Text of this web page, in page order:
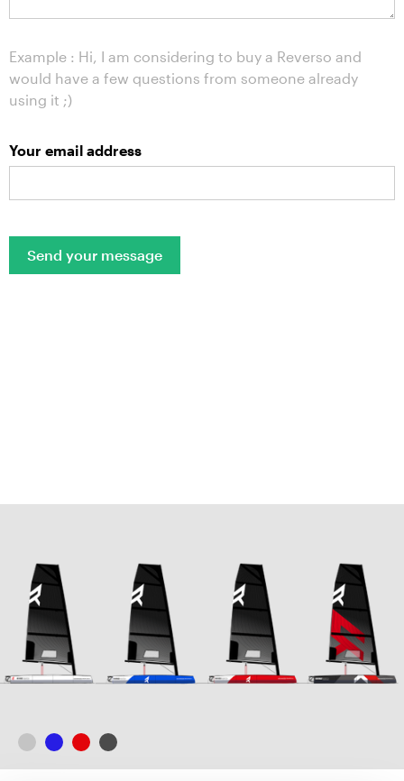
Example : Hi, I am considering to buy a Reverso and
would have a few questions from someone already
using it ;)
Your email address